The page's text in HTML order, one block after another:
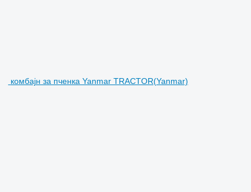
комбајн за пченка Yanmar TRACTOR(Yanmar)